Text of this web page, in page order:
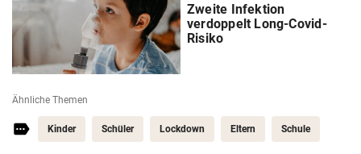
Zweite Infektion
verdoppelt Long-Covid-
Risiko
Ähnliche Themen
Kinder Schüler Lockdown Eltern Schule